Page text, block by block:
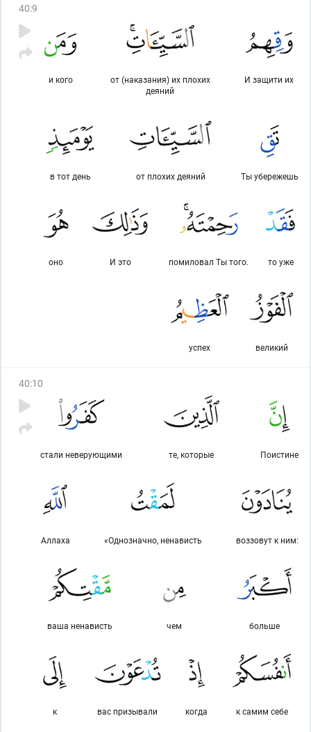
40:9
И защити их
от (наказания) их плохих
деяний
и кого
Ты убережешь
от плохих деяний
в тот день
то уже
помиловал Ты того.
И это
оно
великий
успех
40:10
Поистине
те, которые
стали неверующими
воззовут к ним:
«Однозначно, ненависть
Аллаха
больше
чем
ваша ненависть
к самим себе
когда
вас призывали
к